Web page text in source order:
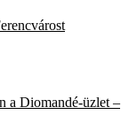
a Diomandé-üzlet –